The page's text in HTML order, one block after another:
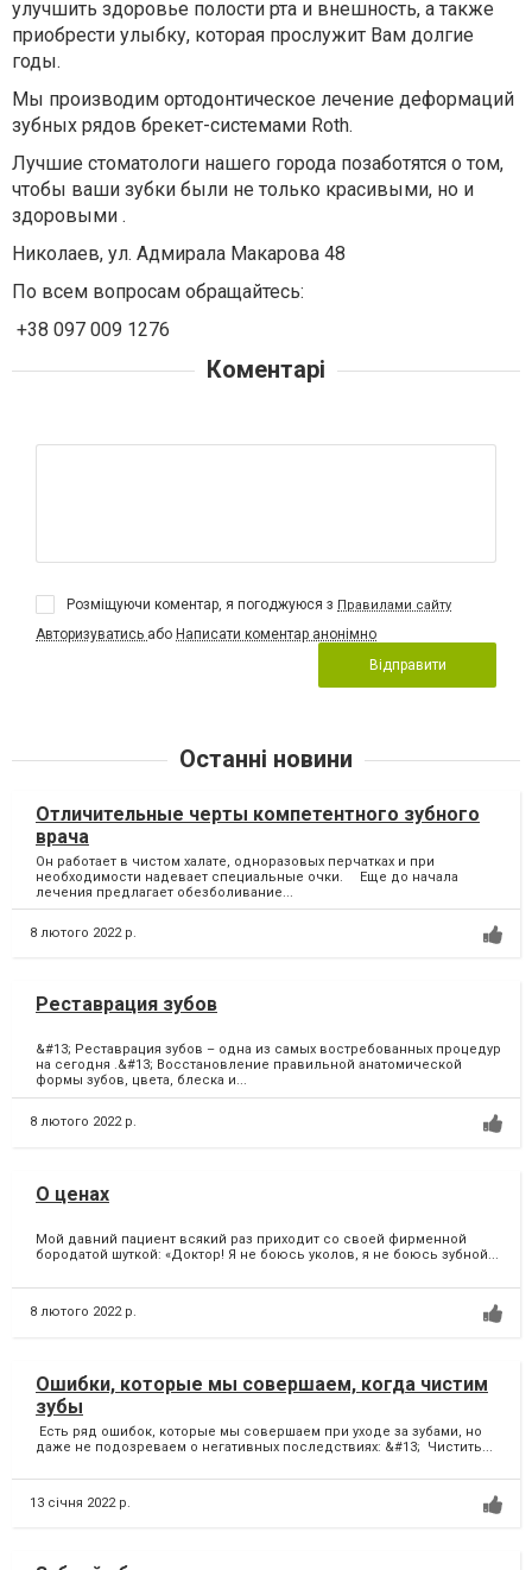
улучшить здоровье полости рта и внешность, а также
приобрести улыбку, которая прослужит Вам долгие
годы.⠀
Мы производим ортодонтическое лечение деформаций
зубных рядов брекет-системами Roth.
Лучшие стоматологи нашего города позаботятся о том,
чтобы ваши зубки были не только красивыми, но и
здоровыми .
Николаев, ул. Адмирала Макарова 48
По всем вопросам обращайтесь:
+38 097 009 1276
Коментарі
Розміщуючи коментар, я погоджуюся з Правилами сайту
Авторизуватись або Написати коментар анонімно
Відправити
Останні новини
Отличительные черты компетентного зубного
врача
Он работает в чистом халате, одноразовых перчатках и при
необходимости надевает специальные очки. ⠀ Еще до начала
лечения предлагает обезболивание...
8 лютого 2022 р.
Реставрация зубов
&#13; Реставрация зубов – одна из самых востребованных процедур
на сегодня .&#13; Восстановление правильной анатомической
формы зубов, цвета, блеска и...
8 лютого 2022 р.
О ценах
Мой давний пациент всякий раз приходит со своей фирменной
бородатой шуткой: «Доктор! Я не боюсь уколов, я не боюсь зубной...
8 лютого 2022 р.
Ошибки, которые мы совершаем, когда чистим
зубы
Есть ряд ошибок, которые мы совершаем при уходе за зубами, но
даже не подозреваем о негативных последствиях: &#13; Чистить...
13 січня 2022 р.